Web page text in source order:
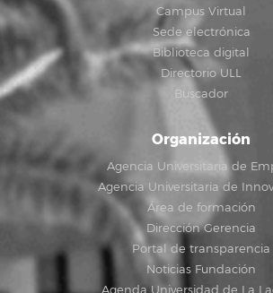
Campus Virtual
Sede electrónica
Biblioteca digital
Directorio ULL
Buscador
Organización
Agencia Universitaria de
Agencia Universitaria de
Área de formación
Dirección Gerencia
Portal de transparencia
Noticias Fundación
Agenda Universidad de La